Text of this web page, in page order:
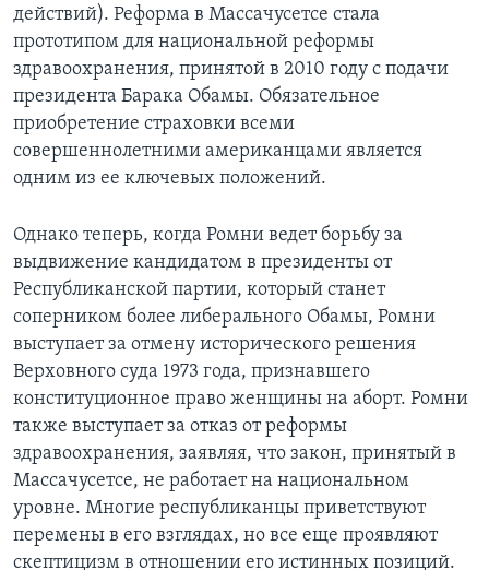
действий). Реформа в Массачусетсе стала
прототипом для национальной реформы
здравоохранения, принятой в 2010 году с подачи
президента Барака Обамы. Обязательное
приобретение страховки всеми
совершеннолетними американцами является
одним из ее ключевых положений.
Однако теперь, когда Ромни ведет борьбу за
выдвижение кандидатом в президенты от
Республиканской партии, который станет
соперником более либерального Обамы, Ромни
выступает за отмену исторического решения
Верховного суда 1973 года, признавшего
конституционное право женщины на аборт. Ромни
также выступает за отказ от реформы
здравоохранения, заявляя, что закон, принятый в
Массачусетсе, не работает на национальном
уровне. Многие республиканцы приветствуют
перемены в его взглядах, но все еще проявляют
скептицизм в отношении его истинных позиций.